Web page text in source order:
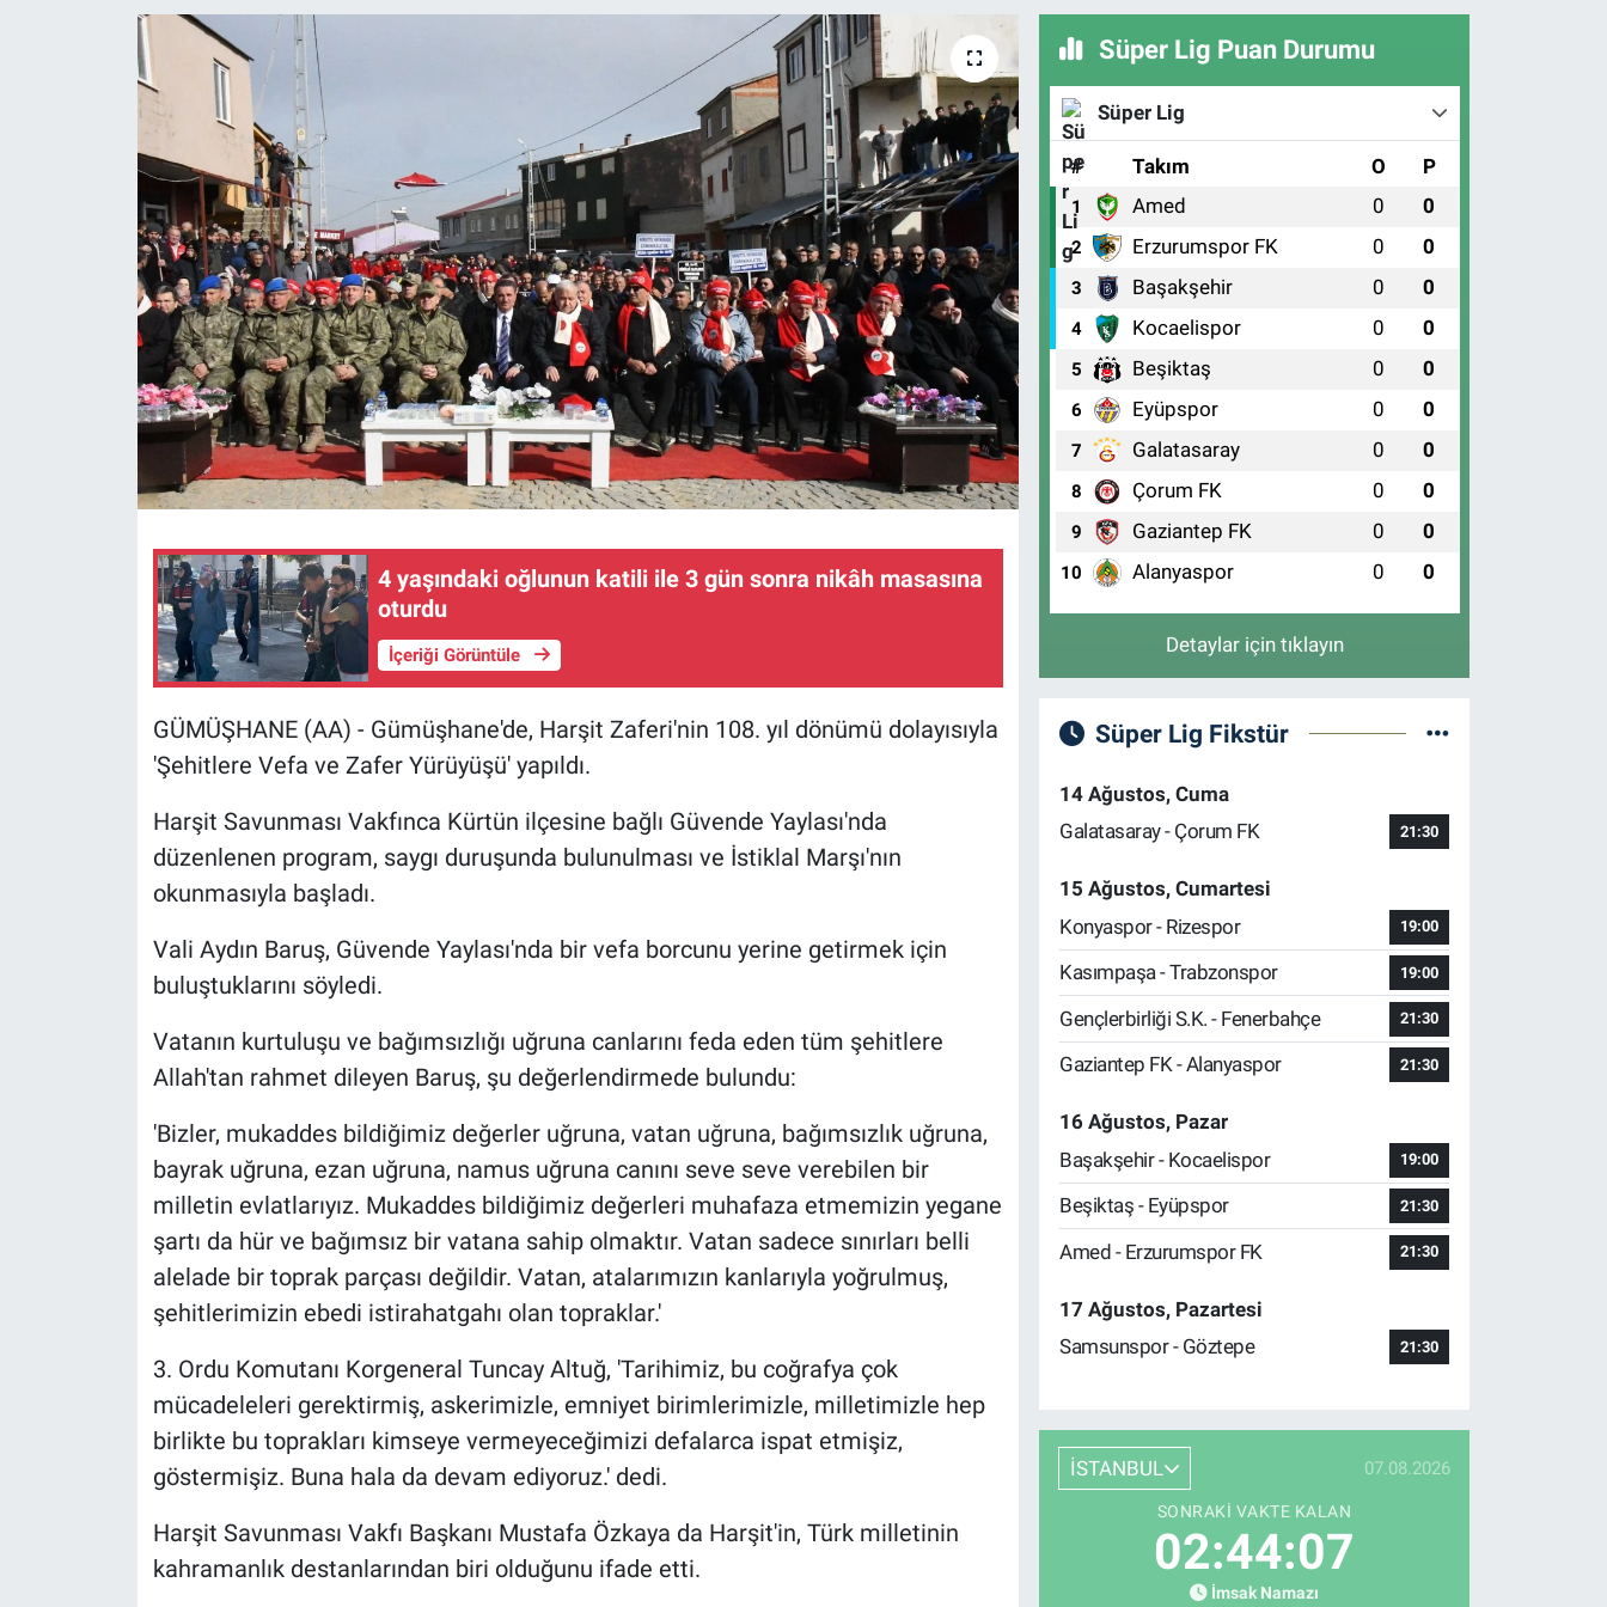
4 yaşındaki oğlunun katili ile 3 gün sonra nikâh masasına
oturdu
İçeriği Görüntüle
GÜMÜŞHANE (AA) - Gümüşhane'de, Harşit Zaferi'nin 108. yıl dönümü dolayısıyla
'Şehitlere Vefa ve Zafer Yürüyüşü' yapıldı.
Harşit Savunması Vakfınca Kürtün ilçesine bağlı Güvende Yaylası'nda
düzenlenen program, saygı duruşunda bulunulması ve İstiklal Marşı'nın
okunmasıyla başladı.
Vali Aydın Baruş, Güvende Yaylası'nda bir vefa borcunu yerine getirmek için
buluştuklarını söyledi.
Vatanın kurtuluşu ve bağımsızlığı uğruna canlarını feda eden tüm şehitlere
Allah'tan rahmet dileyen Baruş, şu değerlendirmede bulundu:
'Bizler, mukaddes bildiğimiz değerler uğruna, vatan uğruna, bağımsızlık uğruna,
bayrak uğruna, ezan uğruna, namus uğruna canını seve seve verebilen bir
milletin evlatlarıyız. Mukaddes bildiğimiz değerleri muhafaza etmemizin yegane
şartı da hür ve bağımsız bir vatana sahip olmaktır. Vatan sadece sınırları belli
alelade bir toprak parçası değildir. Vatan, atalarımızın kanlarıyla yoğrulmuş,
şehitlerimizin ebedi istirahatgahı olan topraklar.'
3. Ordu Komutanı Korgeneral Tuncay Altuğ, 'Tarihimiz, bu coğrafya çok
mücadeleleri gerektirmiş, askerimizle, emniyet birimlerimizle, milletimizle hep
birlikte bu toprakları kimseye vermeyeceğimizi defalarca ispat etmişiz,
göstermişiz. Buna hala da devam ediyoruz.' dedi.
Harşit Savunması Vakfı Başkanı Mustafa Özkaya da Harşit'in, Türk milletinin
kahramanlık destanlarından biri olduğunu ifade etti.
Süper Lig Puan Durumu
Süper Lig
# Takım O P
1 Amed 0 0
2 Erzurumspor FK 0 0
3 Başakşehir 0 0
4 Kocaelispor 0 0
5 Beşiktaş 0 0
6 Eyüpspor 0 0
7 Galatasaray 0 0
8 Çorum FK 0 0
9 Gaziantep FK 0 0
10 Alanyaspor 0 0
Detaylar için tıklayın
Süper Lig Fikstür
14 Ağustos, Cuma
Galatasaray - Çorum FK
21:30
15 Ağustos, Cumartesi
Konyaspor - Rizespor
19:00
Kasımpaşa - Trabzonspor 19:00
Gençlerbirliği S.K. - Fenerbahçe 21:30
Gaziantep FK - Alanyaspor 21:30
16 Ağustos, Pazar
Başakşehir - Kocaelispor
19:00
Beşiktaş - Eyüpspor 21:30
Amed - Erzurumspor FK 21:30
17 Ağustos, Pazartesi
Samsunspor - Göztepe
21:30
İSTANBUL 07.08.2026
SONRAKI VAKTE KALAN
02:44:06
İmsak Namazı